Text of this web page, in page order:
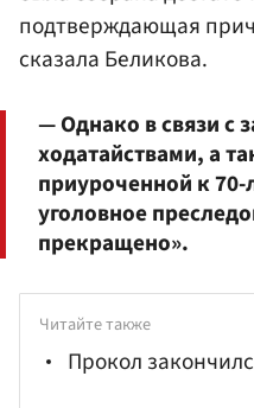
подтверждающая
сказала Беликова.
— Однако в связи с
ходатайствами, а
приуроченной к
уголовное
прекращено».
Читайте также
Прокол